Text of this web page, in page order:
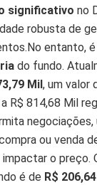
significativo no
robusta de
entanto,
do fundo.
Mil , um valor
R$ 814,68 Mil
negociações,
ou venda
o preço.
é de R$